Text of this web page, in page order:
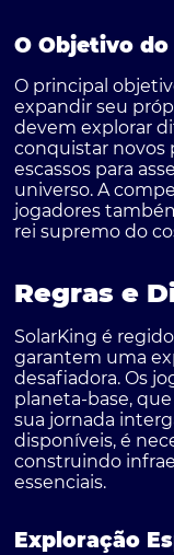
O Objetivo do
O principal
expandir seu
devem explorar
conquistar novos
escassos para
universo. A
jogadores
rei supremo do
Regras e
SolarKing é
garantem uma
desafiadora. Os
planeta-base,
sua jornada
disponíveis, é
construindo
essenciais.
Exploração